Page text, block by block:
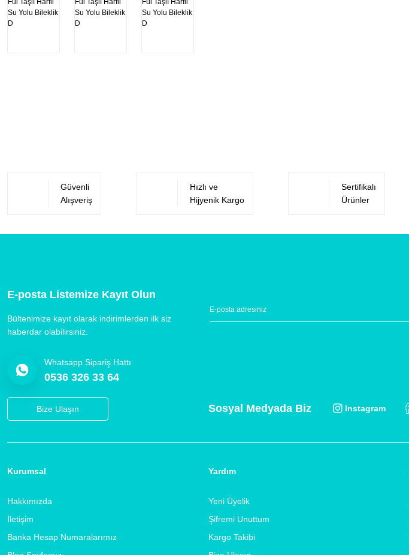
Güvenli
Alışveriş
Hızlı ve
Hijyenik Kargo
Sertifikalı
Ürünler
E-posta Listemize Kayıt Olun
Bültenimize kayıt olarak indirimlerden ilk siz
haberdar olabilirsiniz.
Whatsapp Sipariş Hattı
0536 326 33 64
Bize Ulaşın Sosyal Medyada Biz Instagram
Kurumsal
Hakkımızda
İletişim
Banka Hesap Numaralarımız
Yardım
Yeni Üyelik
Şifremi Unuttum
Kargo Takibi